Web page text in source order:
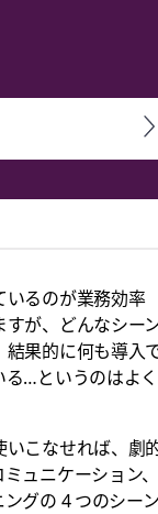
シ
いるのが業務効率
が、どんなシー
果的に何も導入
る…というのはよ
こなせれば、劇
ュニケーション
グの 4 つのシー